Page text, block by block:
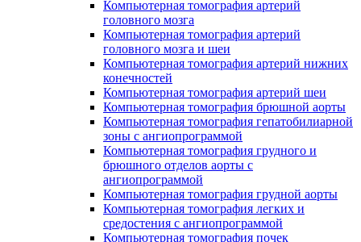
Компьютерная томография артерий
головного мозга
Компьютерная томография артерий
головного мозга и шеи
Компьютерная томография артерий нижних
конечностей
Компьютерная томография артерий шеи
Компьютерная томография брюшной аорты
Компьютерная томография гепатобилиарной
зоны с ангиопрограммой
Компьютерная томография грудного и
брюшного отделов аорты с
ангиопрограммой
Компьютерная томография грудной аорты
Компьютерная томография легких и
средостения с ангиопрограммой
Компьютерная томография почек